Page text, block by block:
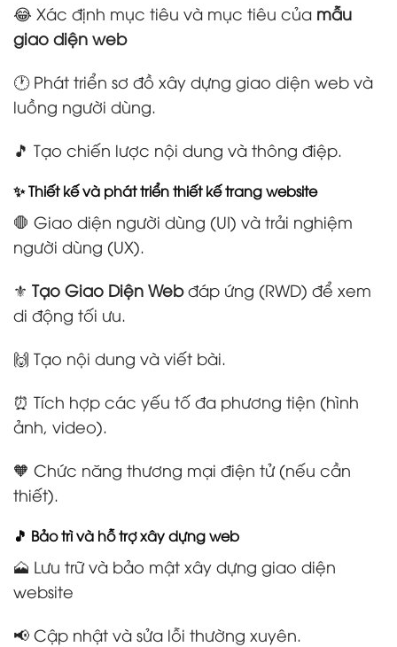
😂 Xác định mục tiêu và mục tiêu của mẫu
giao diện web
🕐 Phát triển sơ đồ xây dựng giao diện web và
luồng người dùng.
🎵 Tạo chiến lược nội dung và thông điệp.
✨ Thiết kế và phát triển thiết kế trang website
🛑 Giao diện người dùng (UI) và trải nghiệm
người dùng (UX).
⚜️ Tạo Giao Diện Webđáp ứng (RWD) để xem
di động tối ưu.
🙌 Tạo nội dung và viết bài.
⏰ Tích hợp các yếu tố đa phương tiện (hình
ảnh, video).
🧡 Chức năng thương mại điện tử (nếu cần
thiết).
🎵 Bảo trì và hỗ trợ xây dựng web
🗻 Lưu trữ và bảo mật xây dựng giao diện
website
📢 Cập nhật và sửa lỗi thường xuyên.